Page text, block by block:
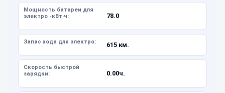
Мощность батареи для
электро -кВт·ч:
78.0
Запас хода для электро: 615 км.
Скорость быстрой
зарядки:
0.00ч.